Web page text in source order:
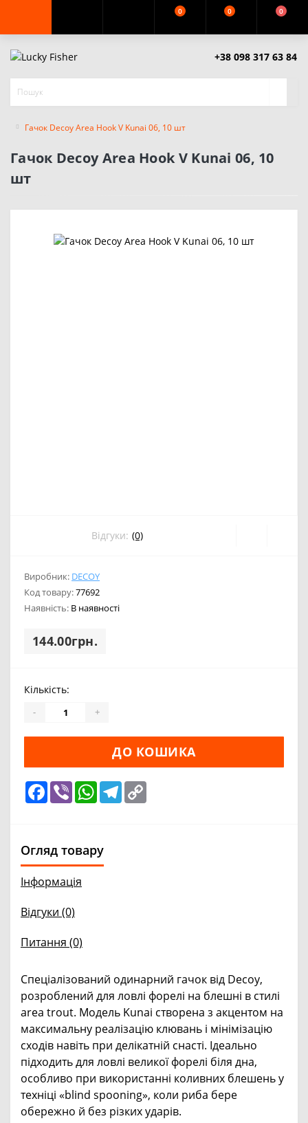
0 0 0
+38 098 317 63 84
Гачок Decoy Area Hook V Kunai 06, 10 шт
Гачок Decoy Area Hook V Kunai 06, 10
шт
Відгуки: (0)
Виробник: DECOY
Код товару:77692
Наявність: В наявності
144.00грн.
Кількість:
- +
ДО КОШИКА
Facebook
Viber WhatsApp
Telegram
Огляд товару
Інформація
Відгуки (0)
Питання (0)
Спеціалізований одинарний гачок від Decoy,
розроблений для ловлі форелі на блешні в стилі
area trout. Модель Kunai створена з акцентом на
максимальну реалізацію клювань і мінімізацію
сходів навіть при делікатній снасті. Ідеально
підходить для ловлі великої форелі біля дна,
особливо при використанні коливних блешень у
техніці «blind spooning», коли риба бере
обережно й без різких ударів.